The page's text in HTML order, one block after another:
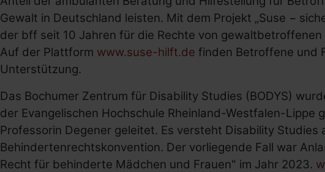
Gewalt in Deutschland leisten. Mit dem Projekt „Suse −
der bff seit 10 Jahren für die Rechte von gewaltbetroffenen
Auf der Plattform www.suse-hilft.de finden Betroffene und
Unterstützung.
Das Bochumer Zentrum für Disability Studies (BODYS)
der Evangelischen Hochschule Rheinland-Westfalen-Lippe
Professorin Degener geleitet. Es versteht Disability Studies
Behindertenrechtskonvention. Der vorliegende Fall war
Recht für behinderte Mädchen und Frauen" im Jahr 2023.